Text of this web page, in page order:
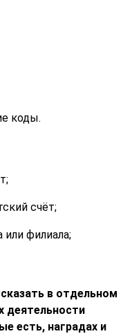
коды.
счёт;
или филиала;
в отдельном
деятельности
есть, наградах и